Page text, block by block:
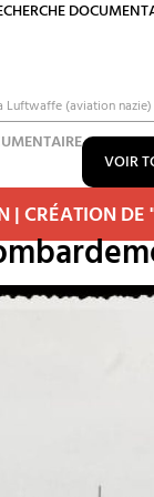
(aviation nazie)
VOIR
| CRÉATION